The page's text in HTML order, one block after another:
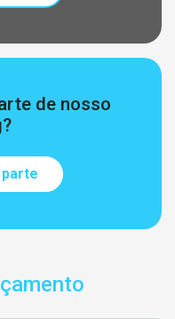
de nosso